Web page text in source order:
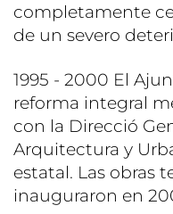
completamente
de un severo
1995 - 2000 El
reforma integral
con la Direcció
Arquitectura y
estatal. Las obras
inauguraron en